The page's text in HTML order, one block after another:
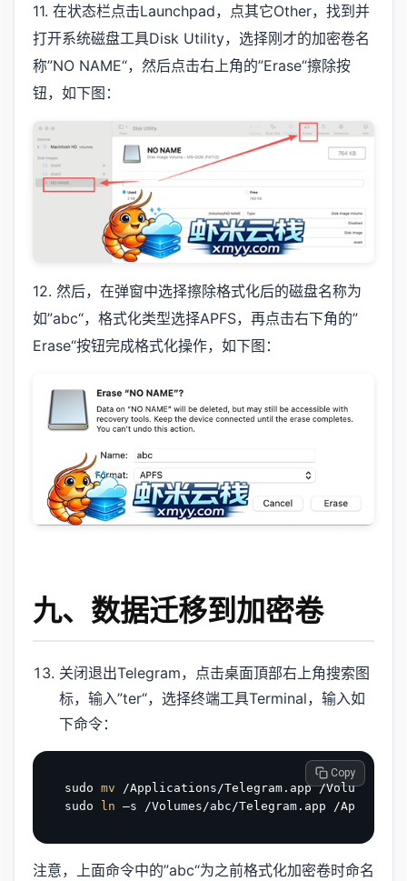
11. 在状态栏点击Launchpad，点其它Other，找到并
打开系统磁盘工具Disk Utility，选择刚才的加密卷名
称”NO NAME“，然后点击右上角的”Erase“擦除按
钮，如下图：
12. 然后，在弹窗中选择擦除格式化后的磁盘名称为
如”abc“，格式化类型选择APFS，再点击右下角的”
Erase“按钮完成格式化操作，如下图：
九、数据迁移到加密卷
关闭退出Telegram，点击桌面頂部右上角搜索图
标，输入”ter“，选择终端工具Terminal，输入如
下命令：
sudo mv /Applications/Telegram.app /Volumes/abc
sudo ln
Copy
注意，上面命令中的”abc“为之前格式化加密卷时命名